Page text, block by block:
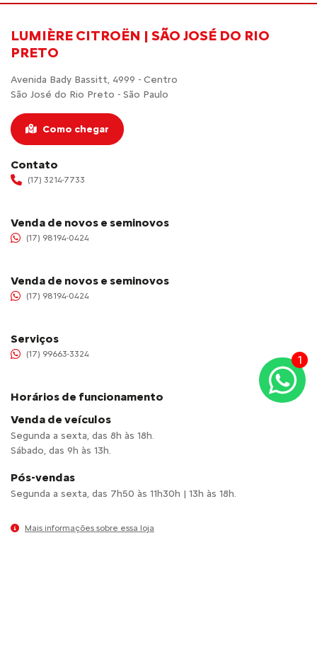
LUMIÈRE CITROËN | SÃO JOSÉ DO RIO
PRETO
Avenida Bady Bassitt, 4999 - Centro
São José do Rio Preto - São Paulo
Como chegar
Contato
(17) 3214-7733
Venda de novos e seminovos
(17) 98194-0424
Venda de novos e seminovos
(17) 98194-0424
Serviços
(17) 99663-3324
Horários de funcionamento
Venda de veículos
Segunda a sexta, das 8h às 18h.
Sábado, das 9h às 13h.
Pós-vendas
Segunda a sexta, das 7h50 às 11h30h | 13h às 18h.
Mais informações sobre essa loja
1